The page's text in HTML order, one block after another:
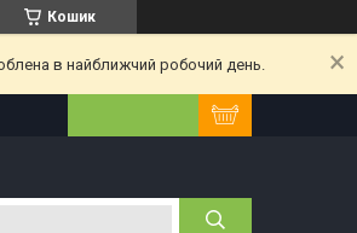
Кошик
в найближчий робочий день.